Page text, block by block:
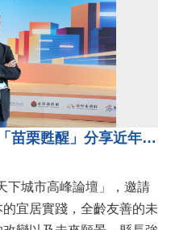
苗栗縣長鍾東錦受邀演講 「苗栗甦醒」分享近年轉變
城市高峰論壇」，邀請
宜居實踐，全齡友善的未